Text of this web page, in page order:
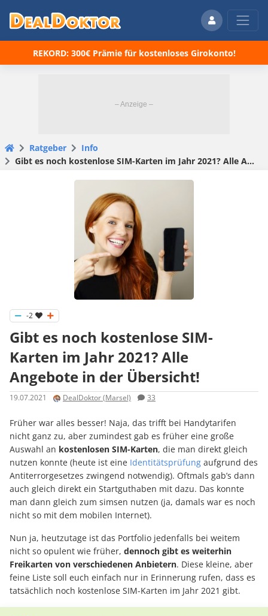
REKORD: 300€ Prämie für kostenloses Girokonto!
Ratgeber
Info
Gibt es noch kostenlose SIM-Karten im Jahr 2021? Alle Angebote in der Übersicht!
-2
Gibt es noch kostenlose SIM-
Karten im Jahr 2021? Alle
Angebote in der Übersicht!
19.07.2021 DealDoktor (Marsel) 33
Früher war alles besser! Naja, das trifft bei Handytarifen
nicht ganz zu, aber zumindest gab es früher eine große
Auswahl an kostenlosen SIM-Karten, die man direkt gleich
nutzen konnte (heute ist eine Identitätsprüfung aufgrund des
Antiterrorgesetzes zwingend notwendig). Oftmals gab’s dann
auch gleich direkt ein Startguthaben mit dazu. Das konnte
man dann gleich zum simsen nutzen (ja, damals war es noch
nicht so mit dem mobilen Internet).
Nun ja, heutzutage ist das Portfolio jedenfalls bei weitem
nicht so opulent wie früher, dennoch gibt es weiterhin
Freikarten von verschiedenen Anbietern. Diese kleine, aber
feine Liste soll euch einfach nur in Erinnerung rufen, dass es
tatsächlich noch kostenlose SIM-Karten im Jahr 2021 gibt.